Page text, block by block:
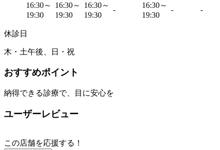
16:30～
19:30
16:30～
19:30
16:30～
19:30
-
16:30～
19:30
- -
休診日
木・土午後、日・祝
おすすめポイント
納得できる診療で、目に安心を
ユーザーレビュー
この店舗を応援する！